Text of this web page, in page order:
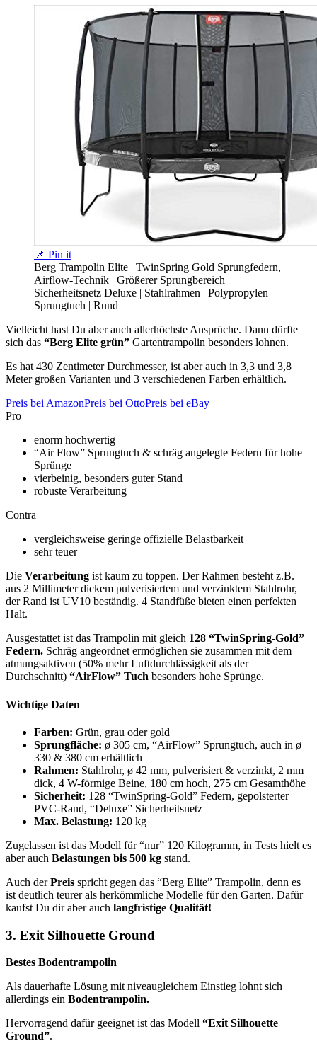
📌 Pin it
Berg Trampolin Elite | TwinSpring Gold Sprungfedern,
Airflow-Technik | Größerer Sprungbereich |
Sicherheitsnetz Deluxe | Stahlrahmen | Polypropylen
Sprungtuch | Rund
Vielleicht hast Du aber auch allerhöchste Ansprüche. Dann dürfte
sich das “Berg Elite grün” Gartentrampolin besonders lohnen.
Es hat 430 Zentimeter Durchmesser, ist aber auch in 3,3 und 3,8
Meter großen Varianten und 3 verschiedenen Farben erhältlich.
Preis bei AmazonPreis bei OttoPreis bei eBay
Pro
enorm hochwertig
“Air Flow” Sprungtuch & schräg angelegte Federn für hohe
Sprünge
vierbeinig, besonders guter Stand
robuste Verarbeitung
Contra
vergleichsweise geringe offizielle Belastbarkeit
sehr teuer
Die Verarbeitung ist kaum zu toppen. Der Rahmen besteht z.B.
aus 2 Millimeter dickem pulverisiertem und verzinktem Stahlrohr,
der Rand ist UV10 beständig. 4 Standfüße bieten einen perfekten
Halt.
Ausgestattet ist das Trampolin mit gleich 128 “TwinSpring-Gold”
Federn. Schräg angeordnet ermöglichen sie zusammen mit dem
atmungsaktiven (50% mehr Luftdurchlässigkeit als der
Durchschnitt) “AirFlow” Tuch besonders hohe Sprünge.
Wichtige Daten
Farben: Grün, grau oder gold
Sprungfläche: ø 305 cm, “AirFlow” Sprungtuch, auch in ø
330 & 380 cm erhältlich
Rahmen: Stahlrohr, ø 42 mm, pulverisiert & verzinkt, 2 mm
dick, 4 W-förmige Beine, 180 cm hoch, 275 cm Gesamthöhe
Sicherheit: 128 “TwinSpring-Gold” Federn, gepolsterter
PVC-Rand, “Deluxe” Sicherheitsnetz
Max. Belastung: 120 kg
Zugelassen ist das Modell für “nur” 120 Kilogramm, in Tests hielt es
aber auch Belastungen bis 500 kg stand.
Auch derPreis spricht gegen das “Berg Elite” Trampolin, denn es
ist deutlich teurer als herkömmliche Modelle für den Garten. Dafür
kaufst Du dir aber auch langfristige Qualität!
3. Exit Silhouette Ground
Bestes Bodentrampolin
Als dauerhafte Lösung mit niveaugleichem Einstieg lohnt sich
allerdings ein Bodentrampolin.
Hervorragend dafür geeignet ist das Modell “Exit Silhouette
Ground”.